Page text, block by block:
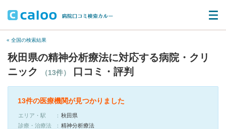
« 全国の検索結果
秋田県の精神分析療法に対応する病院・クリ
ニック
（13件） 口コミ・評判
13件の医療機関が見つかりました
エリア・駅
秋田県
診療・治療法
精神分析療法